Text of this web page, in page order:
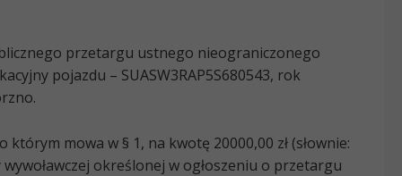
przetargu ustnego nieograniczonego
pojazdu – SUASW3RAP5S680543, rok
mowa w § 1, na kwotę 20000,00 zł (słownie:
określonej w ogłoszeniu o przetargu